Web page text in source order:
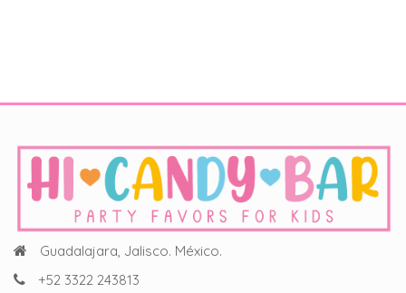
Guadalajara, Jalisco. México.
+52 3322 243813